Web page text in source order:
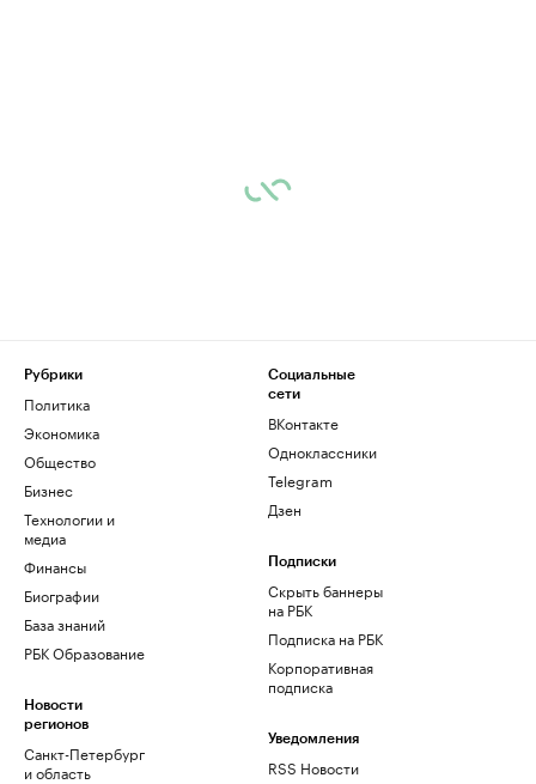
Рубрики
Политика
Экономика
Общество
Бизнес
Технологии и
медиа
Финансы
Биографии
База знаний
РБК Образование
Новости
регионов
Санкт-Петербург
и область
Социальные
сети
ВКонтакте
Одноклассники
Telegram
Дзен
Подписки
Скрыть баннеры
на РБК
Подписка на РБК
Корпоративная
подписка
Уведомления
RSS Новости